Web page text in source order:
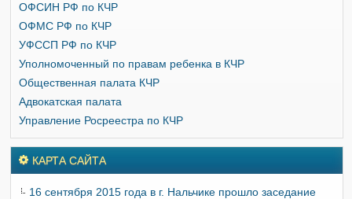
ОФСИН РФ по КЧР
ОФМС РФ по КЧР
УФССП РФ по КЧР
Уполномоченный по правам ребенка в КЧР
Общественная палата КЧР
Адвокатская палата
Управление Росреестра по КЧР
КАРТА САЙТА
16 сентября 2015 года в г. Нальчике прошло заседание